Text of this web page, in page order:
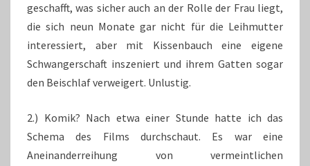
geschafft, was sicher auch an der Rolle der Frau liegt,
die sich neun Monate gar nicht für die Leihmutter
interessiert, aber mit Kissenbauch eine eigene
Schwangerschaft inszeniert und ihrem Gatten sogar
den Beischlaf verweigert. Unlustig.
2.) Komik? Nach etwa einer Stunde hatte ich das
Schema des Films durchschaut. Es war eine
Aneinanderreihung von vermeintlichen